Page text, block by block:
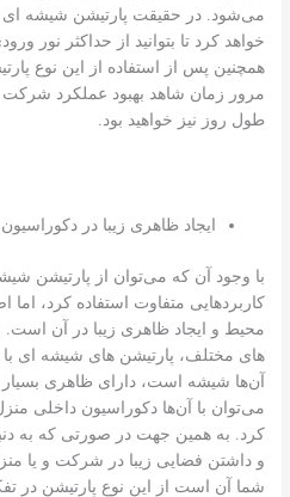
می‌شود. در حقیقت پارتیشن شیشه ای
خواهد کرد تا بتوانید از حداکثر نور
همچنین پس از استفاده از این نوع
مرور زمان شاهد بهبود عملکرد شرکت
طول روز نیز خواهید بود.
ایجاد ظاهری زیبا در
با وجود آن که می‌توان از پارتیشن
کاربردهایی متفاوت استفاده کرد، اما
محیط و ایجاد ظاهری زیبا در آن است.
های مختلف، پارتیشن های شیشه ای
آن‌ها شیشه‌ است، دارای ظاهری بسیار
می‌توان با آن‌ها دکوراسیون داخلی
کرد. به همین جهت در صورتی که به
و داشتن فضایی زیبا در شرکت و یا
شما آن است از این نوع پارتیشن در